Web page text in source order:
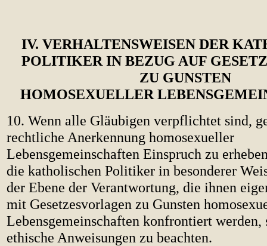
IV. VERHALTENSWEISEN DER
POLITIKER IN BEZUG AUF
ZU GUNSTEN
HOMOSEXUELLER
10. Wenn alle Gläubigen verpflichtet sind,
rechtliche Anerkennung homosexueller
Lebensgemeinschaften Einspruch zu
die katholischen Politiker in besonderer
der Ebene der Verantwortung, die ihnen
mit Gesetzesvorlagen zu Gunsten
Lebensgemeinschaften konfrontiert werden,
ethische Anweisungen zu beachten.